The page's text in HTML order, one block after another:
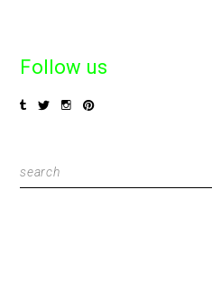
Follow us
Search
for: